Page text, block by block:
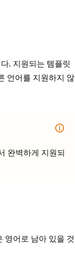
. 지원되는 템플릿
언어를 지원하지 않
완벽하게 지원되
영어로 남아 있을 것